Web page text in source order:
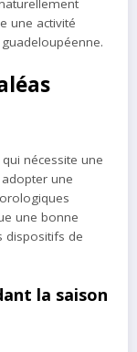
une activité
nécessite une
une
une bonne
dispositifs de
la saison